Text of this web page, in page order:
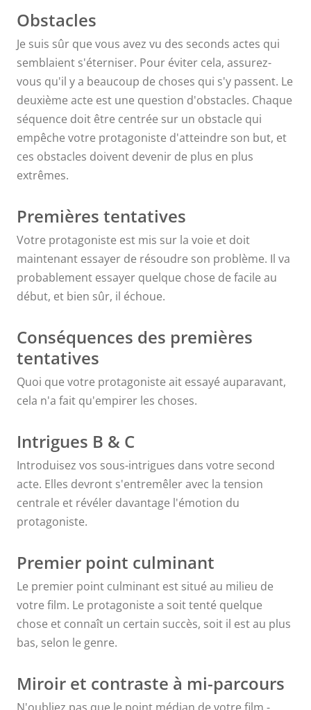
qu'ils sont
deux fois plus
longs que les
autres. Ce que
je fais, c'est
compartimente
mon deuxième
acte. Je le
sépare en deux
actes
différents,
donc c'est
presque
comme l'acte
Ensuite, je
divise chacune
de ces moitiés,
donc je traite
Obstacles
Je suis sûr que vous avez vu des seconds actes qui
semblaient s'éterniser. Pour éviter cela, assurez-
vous qu'il y a beaucoup de choses qui s'y passent. Le
deuxième acte est une question d'obstacles. Chaque
séquence doit être centrée sur un obstacle qui
empêche votre protagoniste d'atteindre son but, et
ces obstacles doivent devenir de plus en plus
extrêmes.
Premières tentatives
Votre protagoniste est mis sur la voie et doit
maintenant essayer de résoudre son problème. Il va
probablement essayer quelque chose de facile au
début, et bien sûr, il échoue.
Conséquences des premières
tentatives
Quoi que votre protagoniste ait essayé auparavant,
cela n'a fait qu'empirer les choses.
Intrigues B & C
Introduisez vos sous-intrigues dans votre second
acte. Elles devront s'entremêler avec la tension
centrale et révéler davantage l'émotion du
protagoniste.
Premier point culminant
Le premier point culminant est situé au milieu de
votre film. Le protagoniste a soit tenté quelque
chose et connaît un certain succès, soit il est au plus
bas, selon le genre.
Miroir et contraste à mi-parcours